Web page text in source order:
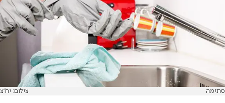
סתימה צילום: יח"צ